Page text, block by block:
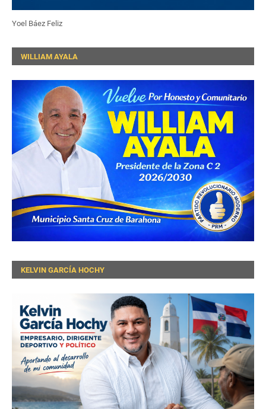
Yoel Báez Feliz
WILLIAM AYALA
KELVIN GARCÍA HOCHY